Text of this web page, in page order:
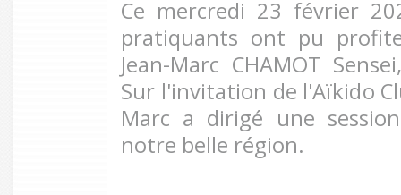
Ce mercredi 23 février
pratiquants ont pu
Jean-Marc CHAMOT
Sur l'invitation de l'Aïkido
Marc a dirigé une
notre belle région.